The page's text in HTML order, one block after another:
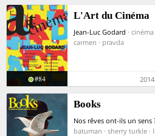
L'Art du Cinéma
Jean-Luc Godard ·
carmen · pravda
#84
Books
Nos rêves ont-ils un sens
batuman · sherry turkle ·